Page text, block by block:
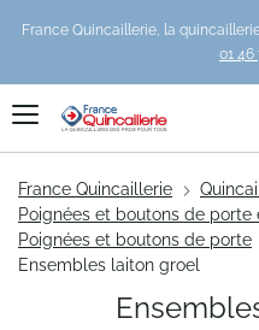
France Quincaillerie, la
01 46
France Quincaillerie
Poignées et boutons de porte
Poignées et boutons de porte
Ensembles laiton groel